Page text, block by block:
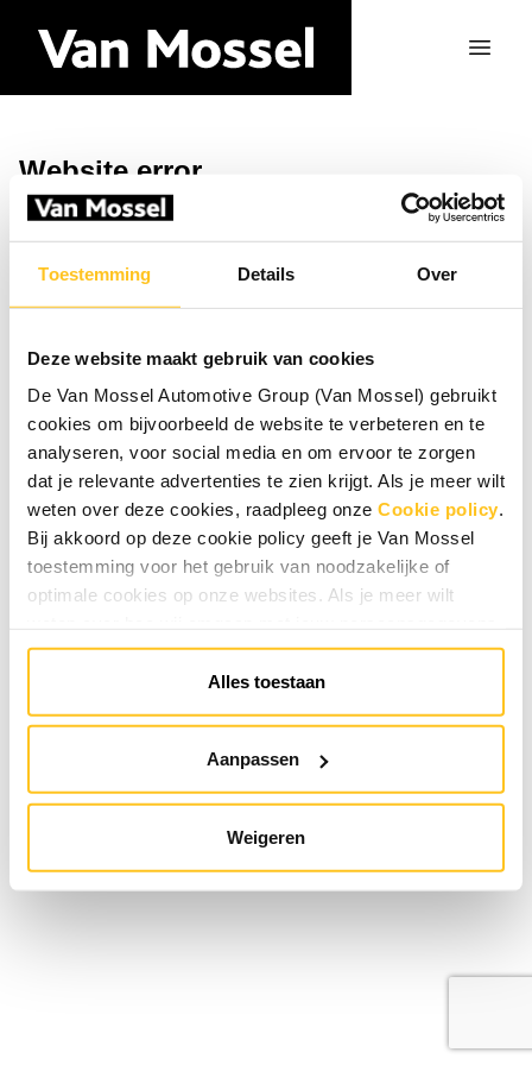
Toestemming Details Over
Deze website maakt gebruik van cookies
De Van Mossel Automotive Group (Van Mossel) gebruikt
cookies om bijvoorbeeld de website te verbeteren en te
analyseren, voor social media en om ervoor te zorgen
dat je relevante advertenties te zien krijgt. Als je meer wilt
weten over deze cookies, raadpleeg onze Cookie policy.
Bij akkoord op deze cookie policy geeft je Van Mossel
toestemming voor het gebruik van noodzakelijke of
optimale cookies op onze websites. Als je meer wilt
raadpleeg onzePrivacyverklaring. Je kunt de cookie
instellingen te allen tijde aanpassen via de link onderaan
de website.
Alles toestaan
Aanpassen
Weigeren
Website error